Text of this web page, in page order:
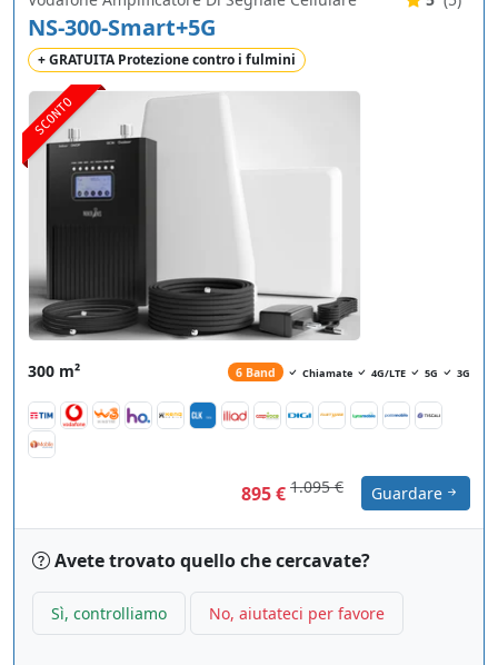
SCONTO
NS-300-Smart+5G
+ GRATUITA Protezione contro i fulmini
300 m² 6 Band Chiamate 4G/LTE 5G 3G
895 € 1.095 € Guardare
Avete trovato quello che cercavate?
Sì, controlliamo No, aiutateci per favore